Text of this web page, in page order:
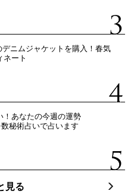
ニムジャケットを購入！春気
ネート
！あなたの今週の運勢
秘術占いで占います
見る